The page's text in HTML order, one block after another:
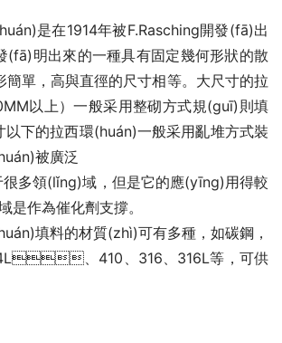
是在1914年被F.Rasching開發(fā)出
(fā)明出來的一種具有固定幾何形狀的散
簡單，高與直徑的尺寸相等。大尺寸的拉
以上）一般采用整砌方式規(guī)則填
下的拉西環(huán)一般采用亂堆方式裝
(huán)被廣泛
多領(lǐng)域，但是它的應(yīng)用得較
作為催化劑支撐。
填料的材質(zhì)可有多種，如碳鋼，
、410、316、316L等，可供